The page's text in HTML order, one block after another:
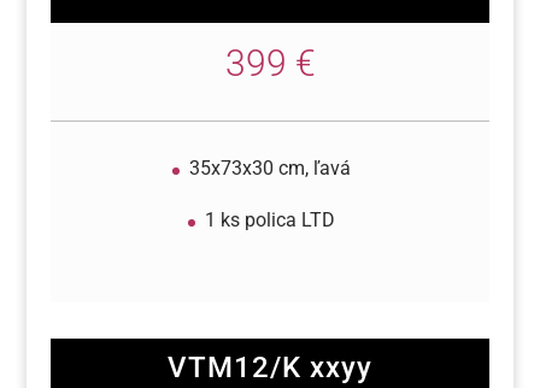
399 €
35x73x30 cm, ľavá
1 ks polica LTD
VTM12/K xxyy